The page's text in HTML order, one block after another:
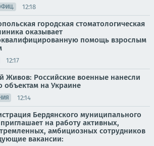
12:18
городская стоматологическая
оказывает
помощь взрослым
12:17
Живов: Российские военные нанесли
объектам на Украине
12:14
Бердянского муниципального
на работу активных,
амбициозных сотрудников
вакансии: